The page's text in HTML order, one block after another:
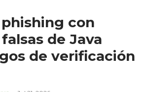
con
de Java
de verificación